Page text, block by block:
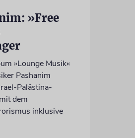
»Free
»Lounge Musik«
Pashanim
Palästina-
dem
inklusive